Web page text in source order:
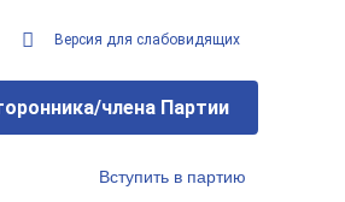
Версия для слабовидящих
члена Партии
Вступить в партию